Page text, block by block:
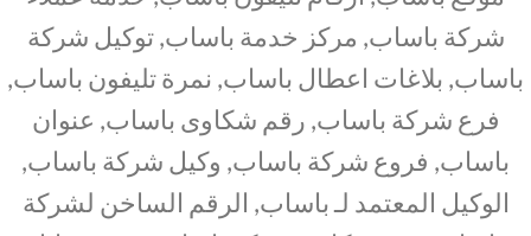
شركة باساب, مركز خدمة باساب, توكيل شركة
باساب, بلاغات اعطال باساب, نمرة تليفون باساب,
فرع شركة باساب, رقم شكاوى باساب, عنوان
باساب, فروع شركة باساب, وكيل شركة باساب,
الوكيل المعتمد لـ باساب, الرقم الساخن لشركة